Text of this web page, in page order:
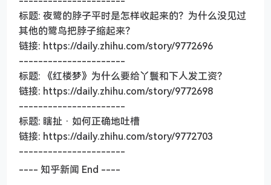
标题: 夜鹭的脖子平时是怎样收起来的？为什么没见过
其他的鹭鸟把脖子缩起来？
链接: https://daily.zhihu.com/story/9772696
----------------------
标题: 《红楼梦》为什么要给丫鬟和下人发工资？
链接: https://daily.zhihu.com/story/9772698
----------------------
标题: 瞎扯 · 如何正确地吐槽
链接: https://daily.zhihu.com/story/9772703
----------------------
---- 知乎新闻 End ----